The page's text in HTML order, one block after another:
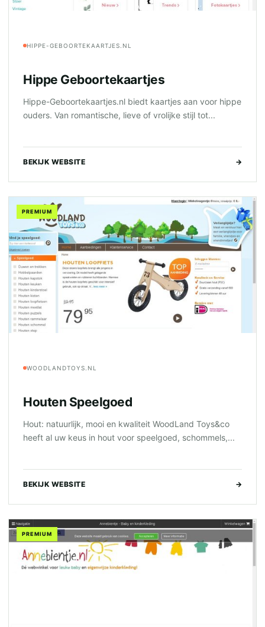
HIPPE-GEBOORTEKAARTJES.NL
Hippe Geboortekaartjes
Hippe-Geboortekaartjes.nl biedt kaartjes aan voor hippe
ouders. Van romantische, lieve of vrolijke stijl tot...
BEKIJK WEBSITE →
PREMIUM
WOODLANDTOYS.NL
Houten Speelgoed
Hout: natuurlijk, mooi en kwaliteit WoodLand Toys&co
heeft al uw keus in hout voor speelgoed, schommels,...
BEKIJK WEBSITE →
PREMIUM